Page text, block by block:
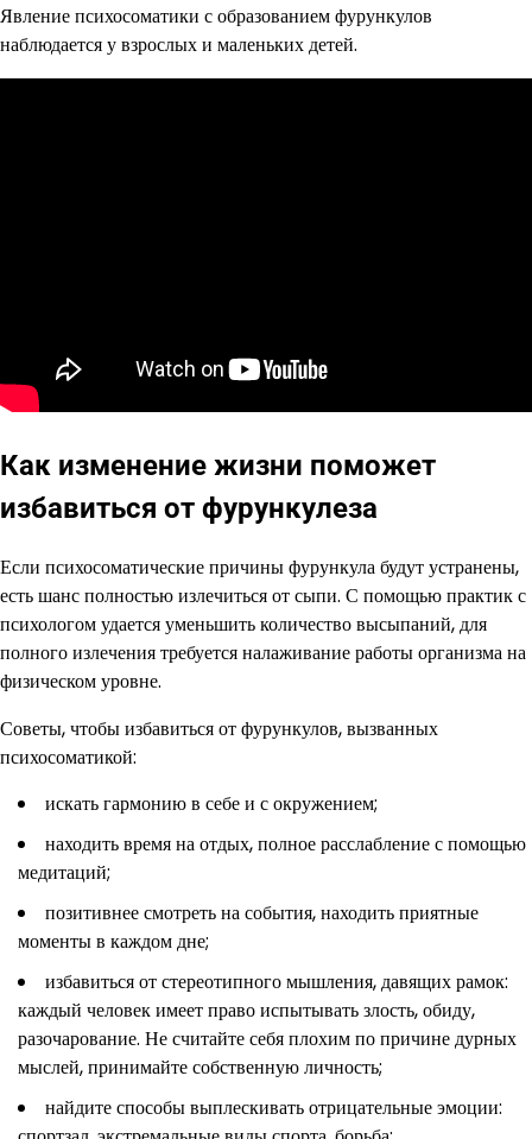
Явление психосоматики с образованием фурункулов
наблюдается у взрослых и маленьких детей.
Как изменение жизни поможет
избавиться от фурункулеза
Если психосоматические причины фурункула будут устранены,
есть шанс полностью излечиться от сыпи. С помощью практик с
психологом удается уменьшить количество высыпаний, для
полного излечения требуется налаживание работы организма на
физическом уровне.
Советы, чтобы избавиться от фурункулов, вызванных
психосоматикой:
искать гармонию в себе и с окружением;
находить время на отдых, полное расслабление с помощью
медитаций;
позитивнее смотреть на события, находить приятные
моменты в каждом дне;
избавиться от стереотипного мышления, давящих рамок:
каждый человек имеет право испытывать злость, обиду,
разочарование. Не считайте себя плохим по причине дурных
мыслей, принимайте собственную личность;
найдите способы выплескивать отрицательные эмоции: